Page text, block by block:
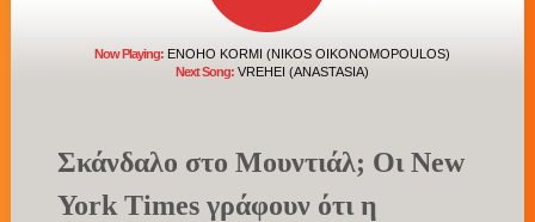
Now Playing: ENOHO KORMI (NIKOS OIKONOMOPOULOS)
Next Song: VREHEI (ANASTASIA)
Σκάνδαλο στο Μουντιάλ; Οι New
York Times γράφουν ότι η